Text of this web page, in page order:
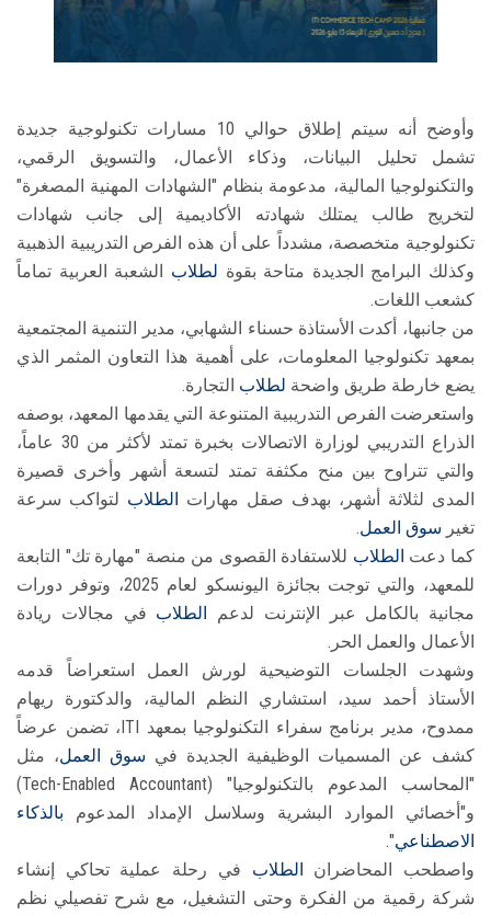
وأوضح أنه سيتم إطلاق حوالي 10 مسارات تكنولوجية جديدة
تشمل تحليل البيانات، وذكاء الأعمال، والتسويق الرقمي،
والتكنولوجيا المالية، مدعومة بنظام "الشهادات المهنية المصغرة"
لتخريج طالب يمتلك شهادته الأكاديمية إلى جانب شهادات
تكنولوجية متخصصة، مشدداً على أن هذه الفرص التدريبية الذهبية
وكذلك البرامج الجديدة متاحة بقوة لطلاب الشعبة العربية تماماً
كشعب اللغات.
من جانبها، أكدت الأستاذة حسناء الشهابي، مدير التنمية المجتمعية
بمعهد تكنولوجيا المعلومات، على أهمية هذا التعاون المثمر الذي
يضع خارطة طريق واضحة لطلاب التجارة.
واستعرضت الفرص التدريبية المتنوعة التي يقدمها المعهد، بوصفه
الذراع التدريبي لوزارة الاتصالات بخبرة تمتد لأكثر من 30 عاماً،
والتي تتراوح بين منح مكثفة تمتد لتسعة أشهر وأخرى قصيرة
المدى لثلاثة أشهر، بهدف صقل مهارات
الطلاب لتواكب سرعة
تغير سوق العمل.
كما دعت الطلاب للاستفادة القصوى من منصة "مهارة تك" التابعة
للمعهد، والتي توجت بجائزة اليونسكو لعام 2025، وتوفر دورات
مجانية بالكامل عبر الإنترنت لدعم
الطلاب في مجالات ريادة
الأعمال والعمل الحر.
وشهدت الجلسات التوضيحية لورش العمل استعراضاً قدمه
الأستاذ أحمد سيد، استشاري النظم المالية، والدكتورة ريهام
ممدوح، مدير برنامج سفراء التكنولوجيا بمعهد ITI، تضمن عرضاً
كشف عن المسميات الوظيفية الجديدة في سوق العمل، مثل
"المحاسب المدعوم بالتكنولوجيا" (Tech-Enabled Accountant)
و"أخصائي الموارد البشرية وسلاسل الإمداد المدعوم بالذكاء
الاصطناعي".
واصطحب المحاضران الطلاب في رحلة عملية تحاكي إنشاء
شركة رقمية من الفكرة وحتى التشغيل، مع شرح تفصيلي نظم